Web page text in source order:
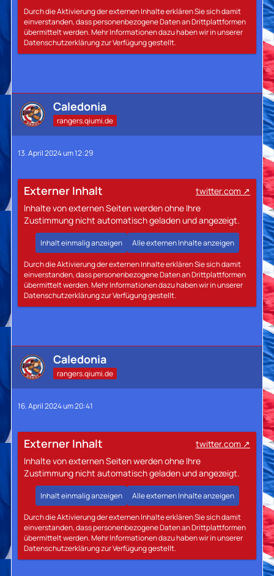
Durch die Aktivierung der externen Inhalte erklären Sie sich damit
einverstanden, dass personenbezogene Daten an Drittplattformen
übermittelt werden. Mehr Informationen dazu haben wir in unserer
Datenschutzerklärung zur Verfügung gestellt.
Caledonia
rangers.qiumi.de
13. April 2024 um 12:29
Externer Inhalt
twitter.com
Inhalte von externen Seiten werden ohne Ihre
Zustimmung nicht automatisch geladen und angezeigt.
Inhalt einmalig anzeigen Alle externen Inhalte anzeigen
Durch die Aktivierung der externen Inhalte erklären Sie sich damit
einverstanden, dass personenbezogene Daten an Drittplattformen
übermittelt werden. Mehr Informationen dazu haben wir in unserer
Datenschutzerklärung zur Verfügung gestellt.
Caledonia
rangers.qiumi.de
16. April 2024 um 20:41
Externer Inhalt
twitter.com
Inhalte von externen Seiten werden ohne Ihre
Zustimmung nicht automatisch geladen und angezeigt.
Inhalt einmalig anzeigen Alle externen Inhalte anzeigen
Durch die Aktivierung der externen Inhalte erklären Sie sich damit
einverstanden, dass personenbezogene Daten an Drittplattformen
übermittelt werden. Mehr Informationen dazu haben wir in unserer
Datenschutzerklärung zur Verfügung gestellt.